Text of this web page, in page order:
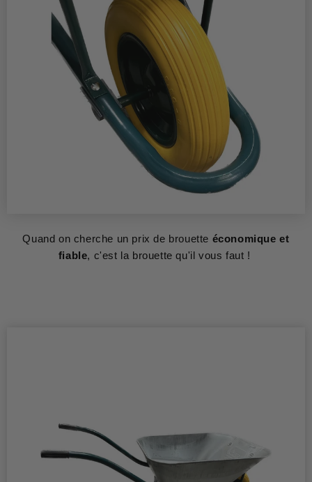
Quand on cherche un prix de brouette économique et
fiable, c'est la brouette qu'il vous faut !